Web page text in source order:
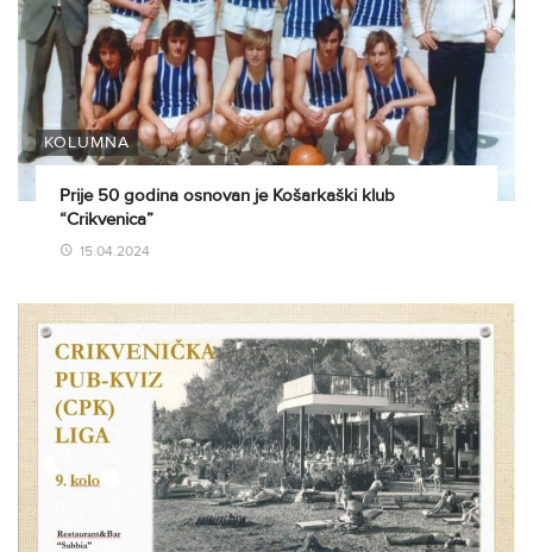
KOLUMNA
Prije 50 godina osnovan je Košarkaški klub
“Crikvenica”
15.04.2024